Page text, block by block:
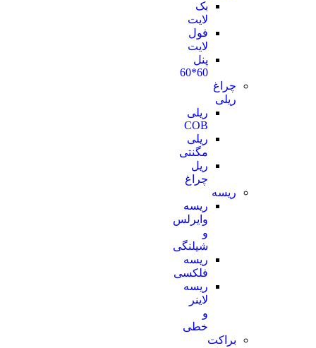
بک
لایت
فول
لایت
پنل
60*60
چراغ
ریلی
ریلی
COB
ریلی
مگنتی
ریل
چراغ
ریسه
ریسه
وایرلس
و
شیلنگی
ریسه
فلکسی
ریسه
لاینر
و
خطی
براکت